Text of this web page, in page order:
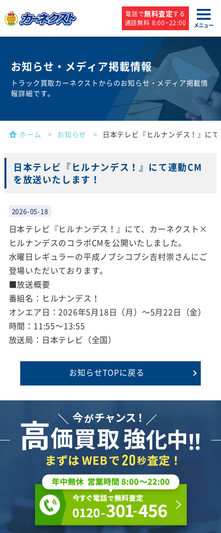
電話で無料査定する
通話無料 8:00~22:00
メニュー
お知らせ・ メディア掲載情報
トラック買取カーネクストからのお知らせ・メディア掲載情
報詳細です。
ホーム お知らせ 日本テレビ『ヒルナンデス！』に
日本テレビ『ヒルナンデス！』にて連動CM
を放送いたします！
2026-05-18
日本テレビ『ヒルナンデス！』にて、カーネクスト×
ヒルナンデスのコラボCMを公開いたしました。
水曜日レギュラーの平成ノブシコブシ吉村崇さんにご
登場いただいております。
■放送概要
番組名：ヒルナンデス！
オンエア日：2026年5月18日（月）～5月22日（金）
時間：11:55～13:55
放送局：日本テレビ（全国）
お知らせTOPに戻る